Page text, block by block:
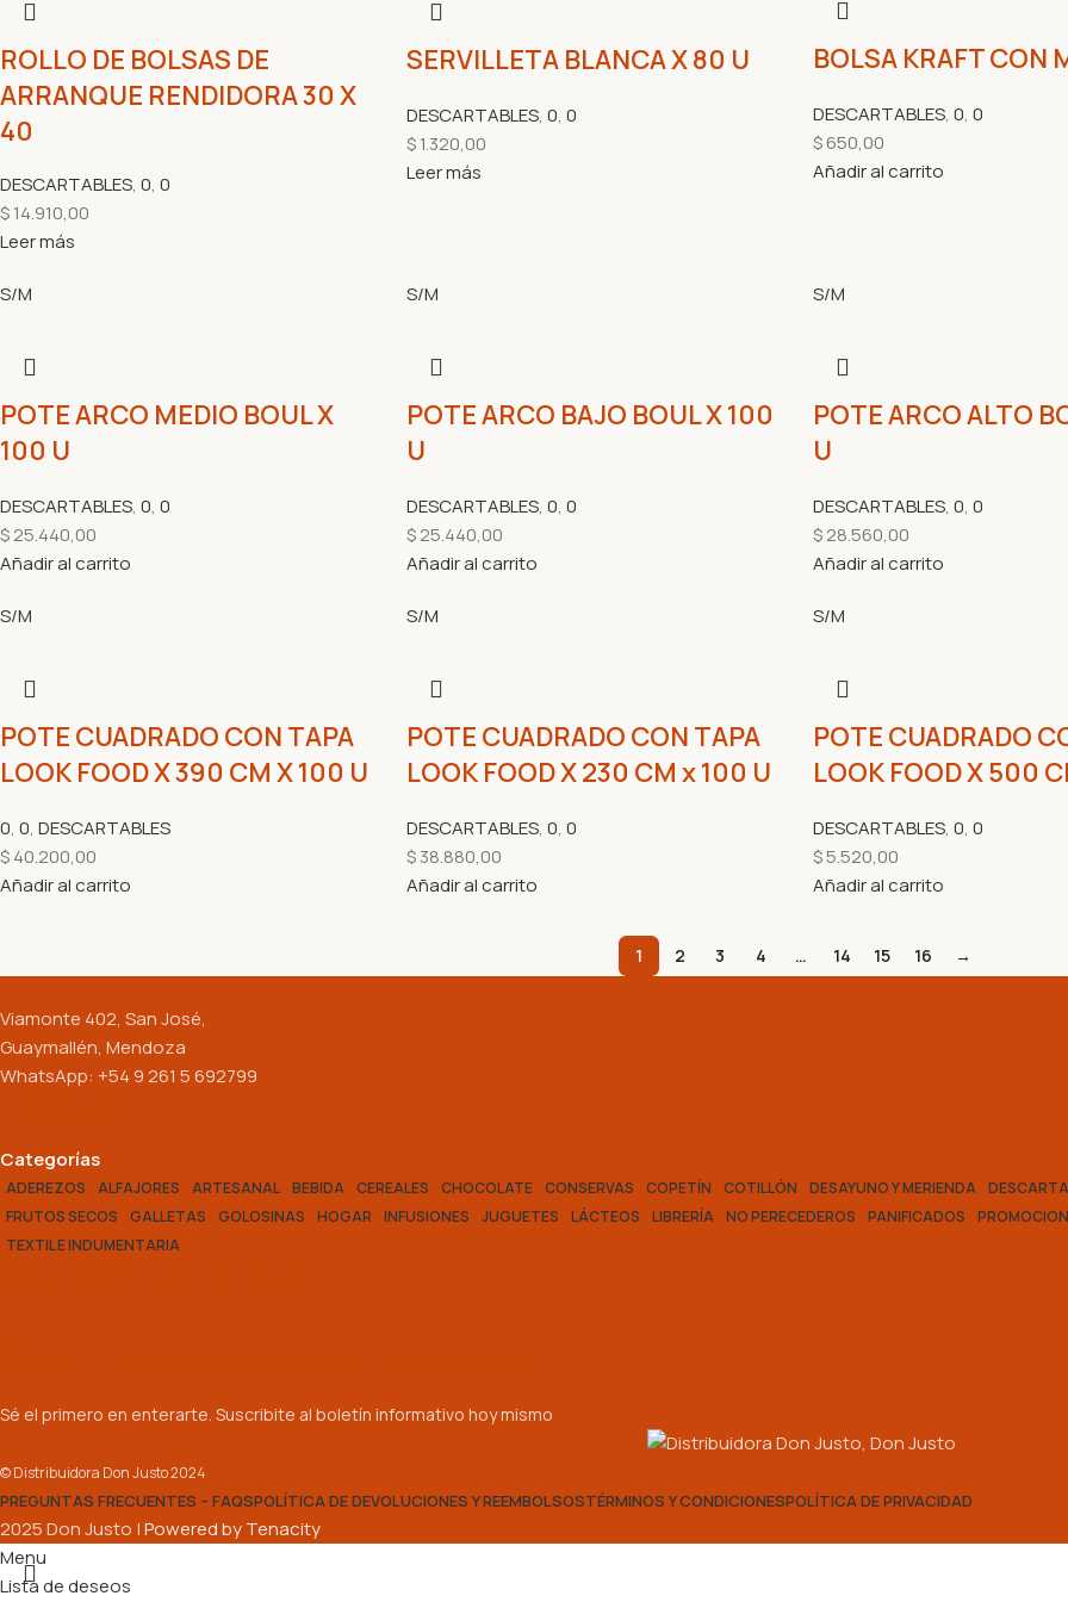
ROLLO DE BOLSAS DE
ARRANQUE RENDIDORA 30 X
40
DESCARTABLES, 0, 0
$14.910,00
Leer más
SERVILLETA BLANCA X 80 U
DESCARTABLES, 0, 0
$1.320,00
Leer más
BOLSA KRAFT CON
DESCARTABLES, 0, 0
$650,00
Añadir al carrito
S/M
POTE ARCO MEDIO BOUL X
100 U
DESCARTABLES, 0, 0
$25.440,00
Añadir al carrito
S/M
POTE ARCO BAJO BOUL X 100
U
DESCARTABLES, 0, 0
$25.440,00
Añadir al carrito
S/M
POTE ARCO ALTO
U
DESCARTABLES, 0, 0
$28.560,00
Añadir al carrito
S/M
POTE CUADRADO CON TAPA
LOOK FOOD X 390 CM X 100 U
0, 0, DESCARTABLES
$40.200,00
Añadir al carrito
S/M
POTE CUADRADO CON TAPA
LOOK FOOD X 230 CM x 100 U
DESCARTABLES, 0, 0
$38.880,00
Añadir al carrito
S/M
POTE CUADRADO
LOOK FOOD X 500
DESCARTABLES, 0, 0
$5.520,00
Añadir al carrito
1 2 3 4 … 14 15 16 →
Viamonte 402, San José,
Guaymallén, Mendoza
WhatsApp: +54 9 261 5 692799
Categorías
ADEREZOS ALFAJORES ARTESANAL BEBIDA CEREALES CHOCOLATE CONSERVAS COPETÍN COTILLÓN DESAYUNO Y MERIENDA
FRUTOS SECOS
GALLETAS GOLOSINAS HOGAR INFUSIONES JUGUETES LÁCTEOS LIBRERÍA NO PERECEDEROS PANIFICADOS
TEXTIL E INDUMENTARIA
Sé el primero en enterarte. Suscribite al boletín informativo hoy mismo
© Distribuidora Don Justo 2024
PREGUNTAS FRECUENTES – FAQSPOLÍTICA DE DEVOLUCIONES Y REEMBOLSOSTÉRMINOS Y CONDICIONESPOLÍTICA DE PRIVACIDAD
2025 Don Justo |Powered by Tenacity
Menu
Lista de deseos